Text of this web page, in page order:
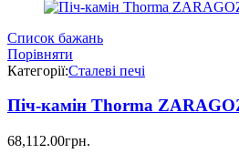
Список бажань
Порівняти
Категорії:Сталеві печі
Піч-камін Thorma
68,112.00грн.